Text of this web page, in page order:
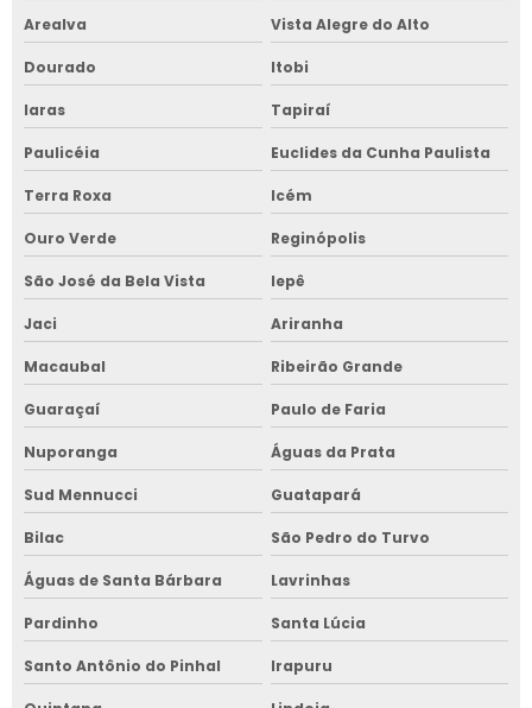
Arealva Vista Alegre do Alto
Dourado Itobi
Iaras Tapiraí
Paulicéia Euclides da Cunha Paulista
Terra Roxa Icém
Ouro Verde Reginópolis
São José da Bela Vista Iepê
Jaci Ariranha
Macaubal Ribeirão Grande
Guaraçaí Paulo de Faria
Nuporanga Águas da Prata
Sud Mennucci Guatapará
Bilac São Pedro do Turvo
Águas de Santa Bárbara Lavrinhas
Pardinho Santa Lúcia
Santo Antônio do Pinhal Irapuru